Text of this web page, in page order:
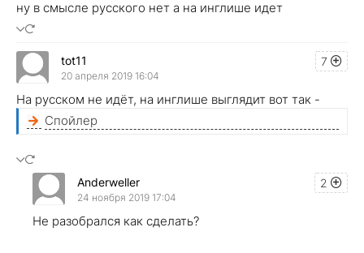
ну в смысле русского нет а на инглише идет
7
tot11
20 апреля 2019 16:04
На русском не идёт, на инглише выглядит вот так -
Спойлер
2
Anderweller
24 ноября 2019 17:04
Не разобрался как сделать?